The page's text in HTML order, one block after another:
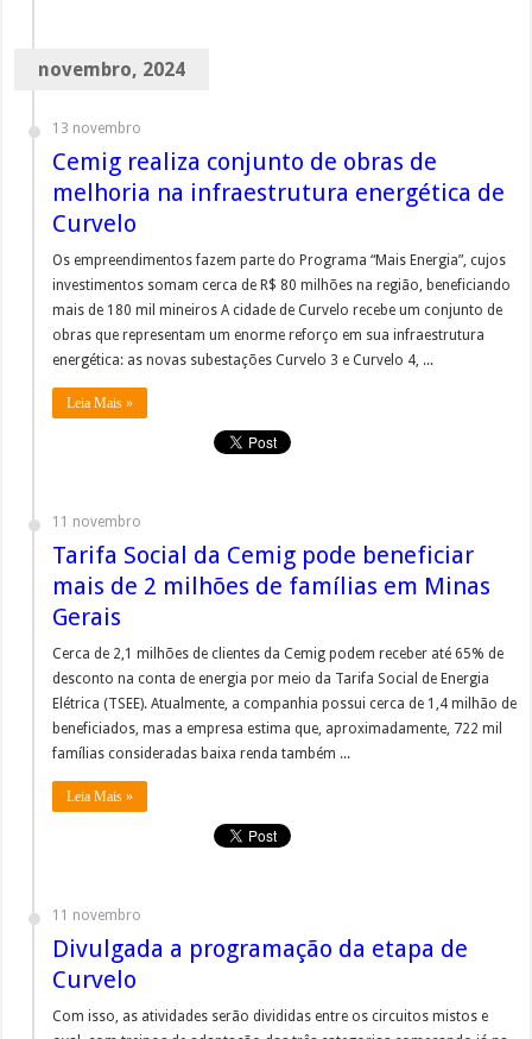
novembro, 2024
13 novembro
Cemig realiza conjunto de obras de
melhoria na infraestrutura energética de
Curvelo
Os empreendimentos fazem parte do Programa “Mais Energia”, cujos
investimentos somam cerca de R$ 80 milhões na região, beneficiando
mais de 180 mil mineiros A cidade de Curvelo recebe um conjunto de
obras que representam um enorme reforço em sua infraestrutura
energética: as novas subestações Curvelo 3 e Curvelo 4, ...
Leia Mais »
11 novembro
Tarifa Social da Cemig pode beneficiar
mais de 2 milhões de famílias em Minas
Gerais
Cerca de 2,1 milhões de clientes da Cemig podem receber até 65% de
desconto na conta de energia por meio da Tarifa Social de Energia
Elétrica (TSEE). Atualmente, a companhia possui cerca de 1,4 milhão de
beneficiados, mas a empresa estima que, aproximadamente, 722 mil
famílias consideradas baixa renda também ...
Leia Mais »
11 novembro
Divulgada a programação da etapa de
Curvelo
Com isso, as atividades serão divididas entre os circuitos mistos e